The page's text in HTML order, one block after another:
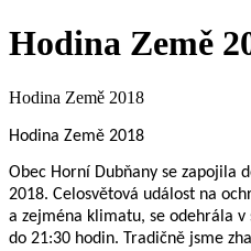
Hodina Země
Hodina Země 2018
Hodina Země 2018
Obec Horní Dubňany se zapojila
2018. Celosvětová událost na
a zejména klimatu, se odehrála
do 21:30 hodin. Tradičně jsme